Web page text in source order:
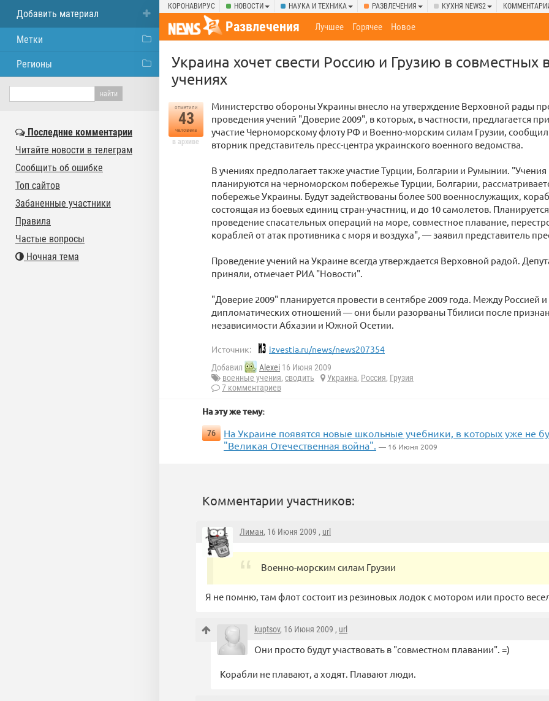
КОРОНАВИРУС НОВОСТИ НАУКА И ТЕХНИКА РАЗВЛЕЧЕНИЯ КУХНЯ NEWS2
Развлечения Лучшее Горячее Новое
Украина хочет свести Россию и Грузию в совместных
учениях
отметили
43
человека
в архиве
Министерство обороны Украины внесло на утверждение Верховной рады
проведения учений "Доверие 2009", в которых, в частности, предлагается
участие Черноморскому флоту РФ и Военно-морским силам Грузии, сообщил
вторник представитель пресс-центра украинского военного ведомства.
В учениях предполагает также участие Турции, Болгарии и Румынии. "Учения
планируются на черноморском побережье Турции, Болгарии,
побережье Украины. Будут задействованы более 500 военнослужащих,
состоящая из боевых единиц стран-участниц, и до 10 самолетов.
проведение спасательных операций на море, совместное плавание,
кораблей от атак противника с моря и воздуха", — заявил представитель
Проведение учений на Украине всегда утверждается Верховной радой.
приняли, отмечает РИА "Новости".
"Доверие 2009" планируется провести в сентябре 2009 года. Между Россией и
дипломатических отношений — они были разорваны Тбилиси после
независимости Абхазии и Южной Осетии.
Источник: izvestia.ru/news/news207354
Добавил Alexei 16 Июня 2009
военные учения, сводить Украина, Россия, Грузия
7 комментариев
На эту же тему:
76
На Украине появятся новые школьные учебники, в которых уже не
"Великая Отечественная война". — 16 Июня 2009
Комментарии участников:
Лиман, 16 Июня 2009 , url
Военно-морским силам Грузии
Я не помню, там флот состоит из резиновых лодок с мотором или просто
kuptsov, 16 Июня 2009 , url
Они просто будут участвовать в "совместном плавании". =)
Корабли не плавают, а ходят. Плавают люди.
Добавить материал
Метки
Регионы
Последние комментарии
Читайте новости в телеграм
Сообщить об ошибке
Топ сайтов
Забаненные участники
Правила
Частые вопросы
Ночная тема